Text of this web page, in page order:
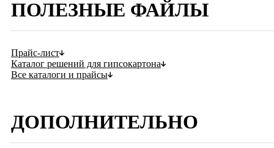
ПОЛЕЗНЫЕ ФАЙЛЫ
Прайс-лист
Каталог решений для гипсокартона
Все каталоги и прайсы
ДОПОЛНИТЕЛЬНО